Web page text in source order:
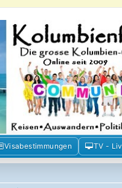
Forum der
in Kolumbien und Venezuela.
Visabestimmungen TV -